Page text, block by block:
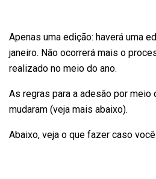
Apenas uma edição: haverá uma
janeiro. Não ocorrerá mais o
realizado no meio do ano.
As regras para a adesão por meio
mudaram (veja mais abaixo).
Abaixo, veja o que fazer caso você: